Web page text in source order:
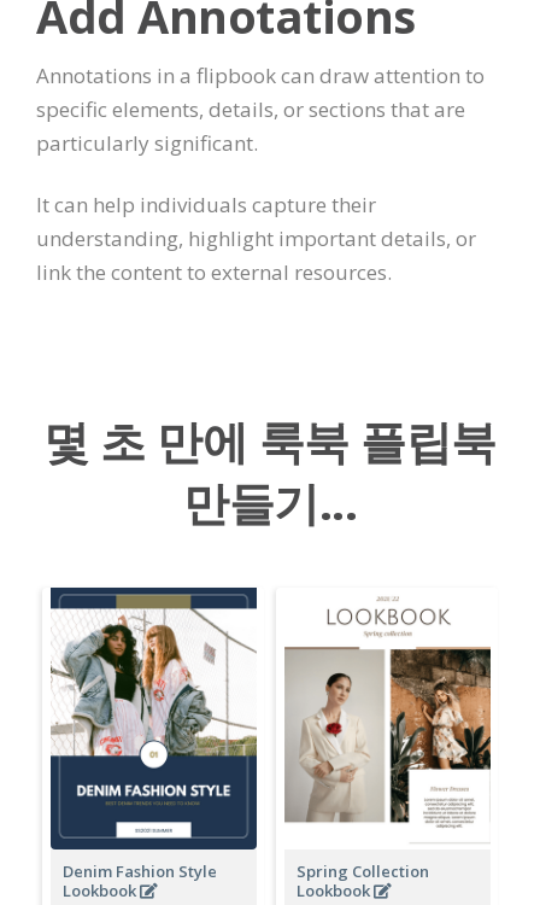
Add Annotations
Annotations in a flipbook can draw attention to
specific elements, details, or sections that are
particularly significant.
It can help individuals capture their
understanding, highlight important details, or
link the content to external resources.
몇 초 만에 룩북 플립북
만들기...
Denim Fashion Style
Lookbook
Spring Collection
Lookbook